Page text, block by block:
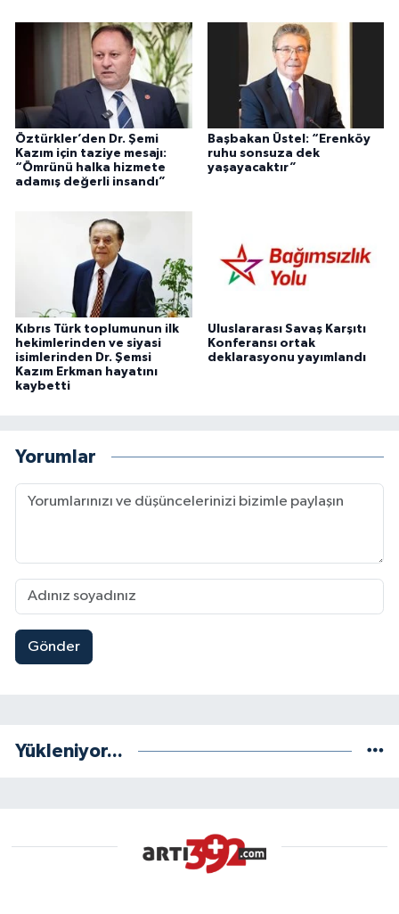
Öztürkler’den Dr. Şemi
Kazım için taziye mesajı:
“Ömrünü halka hizmete
adamış değerli insandı”
Başbakan Üstel: “Erenköy
ruhu sonsuza dek
yaşayacaktır”
Kıbrıs Türk toplumunun ilk
hekimlerinden ve siyasi
isimlerinden Dr. Şemsi
Kazım Erkman hayatını
kaybetti
Uluslararası Savaş Karşıtı
Konferansı ortak
deklarasyonu yayımlandı
Yorumlar
Gönder
Yükleniyor...